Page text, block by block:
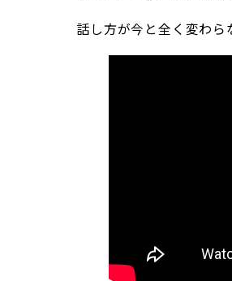
話し方が今と全く変わ